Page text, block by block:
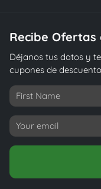
Recibe
Déjanos tus datos y
cupones de